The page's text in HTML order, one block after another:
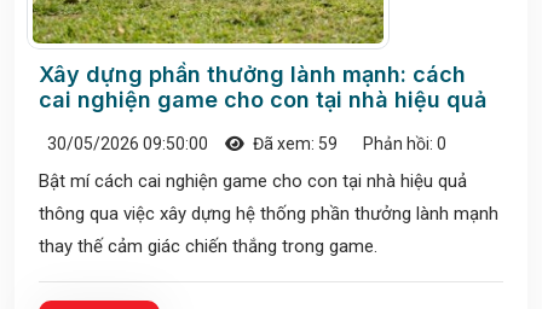
Xây dựng phần thưởng lành mạnh: cách
cai nghiện game cho con tại nhà hiệu quả
30/05/2026 09:50:00 Đã xem: 59 Phản hồi: 0
Bật mí cách cai nghiện game cho con tại nhà hiệu quả
thông qua việc xây dựng hệ thống phần thưởng lành mạnh
thay thế cảm giác chiến thắng trong game.